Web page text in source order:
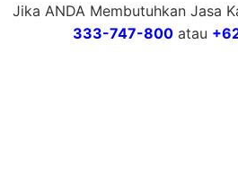
Jika ANDA Membutuhkan Jasa
333-747-800 atau